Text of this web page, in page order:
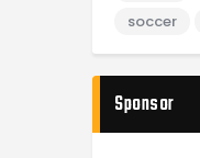
soccer
Sponsor